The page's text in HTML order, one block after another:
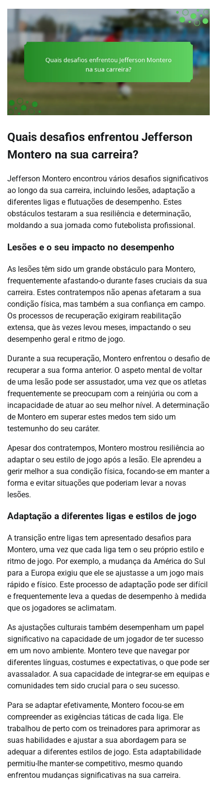
Quais desafios enfrentou Jefferson
Montero na sua carreira?
Jefferson Montero encontrou vários desafios significativos
ao longo da sua carreira, incluindo lesões, adaptação a
diferentes ligas e flutuações de desempenho. Estes
obstáculos testaram a sua resiliência e determinação,
moldando a sua jornada como futebolista profissional.
Lesões e o seu impacto no desempenho
As lesões têm sido um grande obstáculo para Montero,
frequentemente afastando-o durante fases cruciais da sua
carreira. Estes contratempos não apenas afetaram a sua
condição física, mas também a sua confiança em campo.
Os processos de recuperação exigiram reabilitação
extensa, que às vezes levou meses, impactando o seu
desempenho geral e ritmo de jogo.
Durante a sua recuperação, Montero enfrentou o desafio de
recuperar a sua forma anterior. O aspeto mental de voltar
de uma lesão pode ser assustador, uma vez que os atletas
frequentemente se preocupam com a reinjúria ou com a
incapacidade de atuar ao seu melhor nível. A determinação
de Montero em superar estes medos tem sido um
testemunho do seu caráter.
Apesar dos contratempos, Montero mostrou resiliência ao
adaptar o seu estilo de jogo após a lesão. Ele aprendeu a
gerir melhor a sua condição física, focando-se em manter a
forma e evitar situações que poderiam levar a novas
lesões.
Adaptação a diferentes ligas e estilos de jogo
A transição entre ligas tem apresentado desafios para
Montero, uma vez que cada liga tem o seu próprio estilo e
ritmo de jogo. Por exemplo, a mudança da América do Sul
para a Europa exigiu que ele se ajustasse a um jogo mais
rápido e físico. Este processo de adaptação pode ser difícil
e frequentemente leva a quedas de desempenho à medida
que os jogadores se aclimatam.
As ajustações culturais também desempenham um papel
significativo na capacidade de um jogador de ter sucesso
em um novo ambiente. Montero teve que navegar por
diferentes línguas, costumes e expectativas, o que pode ser
avassalador. A sua capacidade de integrar-se em equipas e
comunidades tem sido crucial para o seu sucesso.
Para se adaptar efetivamente, Montero focou-se em
compreender as exigências táticas de cada liga. Ele
trabalhou de perto com os treinadores para aprimorar as
suas habilidades e ajustar a sua abordagem para se
adequar a diferentes estilos de jogo. Esta adaptabilidade
permitiu-lhe manter-se competitivo, mesmo quando
enfrentou mudanças significativas na sua carreira.